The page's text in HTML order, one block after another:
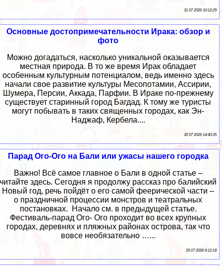
31 07 2026 10:12:29
Основные достопримечательности Ирака: обзор и
фото
Можно догадаться, насколько уникальной оказывается
местная природа. В то же время Ирак обладает
особенным культурным потенциалом, ведь именно здесь
начали свое развитие культуры Месопотамии, Ассирии,
Шумера, Персии, Аккада, Парфии. В Ираке по-прежнему
существует старинный город Багдад. К тому же туристы
могут побывать в таких священных городах, как Эн-
Наджаф, Кербела....
30 07 2026 14:40:35
Парад Ого-Ого на Бали или ужасы нашего городка
Важно! Всё самое главное о Бали в одной статье –
читайте здесь. Сегодня я продолжу рассказ про балийский
Новый год, речь пойдёт о его самой феерической части –
о праздничной процессии монстров и театральных
постановках. Начало см. в предыдущей статье.
Фестиваль-парад Ого- Ого проходит во всех крупных
городах, деревнях и пляжных районах острова, так что
вовсе необязательно …...
29 07 2026 6:12:18